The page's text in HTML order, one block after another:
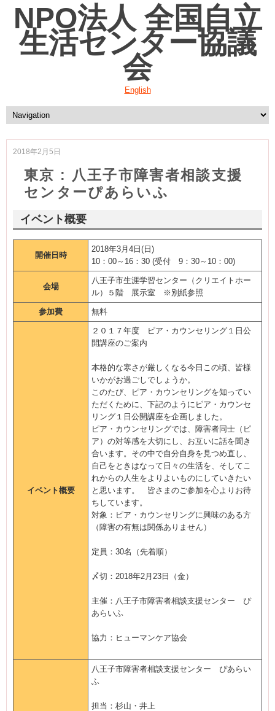
NPO法人 全国自立
生活センター協議
会
English
2018年2月5日
東京 : 八王子市障害者相談支援
センターぴあらいふ
イベント概要
開催日時
2018年3月4日(日)
10：00～16：30 (受付 9：30～10：00)
会場
八王子市生涯学習センター（クリエイトホー
ル）５階 展示室 ※別紙参照
参加費 無料
イベント概要
２０１７年度 ピア・カウンセリング１日公
開講座のご案内
本格的な寒さが厳しくなる今日この頃、皆様
いかがお過ごしでしょうか。
このたび、ピア・カウンセリングを知ってい
ただくために、下記のようにピア・カウンセ
リング１日公開講座を企画しました。
ピア・カウンセリングでは、障害者同士（ピ
ア）の対等感を大切にし、お互いに話を聞き
合います。その中で自分自身を見つめ直し、
自己をときはなって日々の生活を、そしてこ
れからの人生をよりよいものにしていきたい
と思います。 皆さまのご参加を心よりお待
ちしています。
対象：ピア・カウンセリングに興味のある方
（障害の有無は関係ありません）
定員：30名（先着順）
〆切：2018年2月23日（金）
主催：八王子市障害者相談支援センター ぴ
あらいふ
協力：ヒューマンケア協会
八王子市障害者相談支援センター ぴあらい
ふ
担当：杉山・井上